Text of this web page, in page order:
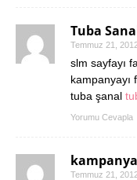
Tuba
Temmuz 21,
slm sayfayı
kampanyayı
tuba şanal
Yorumu Cevapla
Temmuz 21,